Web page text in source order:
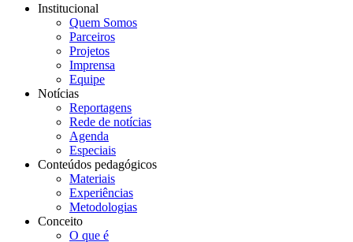
Institucional
Quem Somos
Parceiros
Projetos
Imprensa
Equipe
Notícias
Reportagens
Rede de notícias
Agenda
Especiais
Conteúdos pedagógicos
Materiais
Experiências
Metodologias
Conceito
O que é